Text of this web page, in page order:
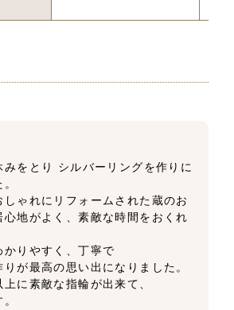
みをとり シルバーリングを作りに
しゃれにリフォームされた蔵のお
心地がよく、素敵な時間をおくれ
かりやすく、丁寧で
が最高の思い出になりました。
に素敵な指輪が出来て、